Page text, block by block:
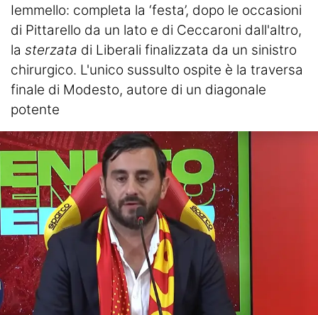
Iemmello: completa la ‘festa’, dopo le occasioni
di Pittarello da un lato e di Ceccaroni dall'altro,
la sterzata di Liberali finalizzata da un sinistro
chirurgico. L'unico sussulto ospite è la traversa
finale di Modesto, autore di un diagonale
potente